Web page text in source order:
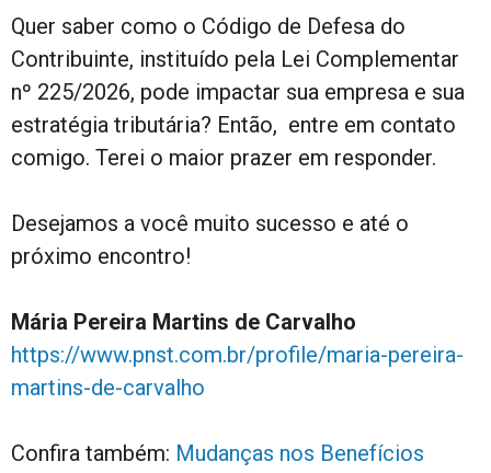
Quer saber como o Código de Defesa do
Contribuinte, instituído pela Lei Complementar
nº 225/2026, pode impactar sua empresa e sua
estratégia tributária? Então, entre em contato
comigo. Terei o maior prazer em responder.
Desejamos a você muito sucesso e até o
próximo encontro!
Mária Pereira Martins de Carvalho
https://www.pnst.com.br/profile/maria-pereira-
martins-de-carvalho
Confira também: Mudanças nos Benefícios